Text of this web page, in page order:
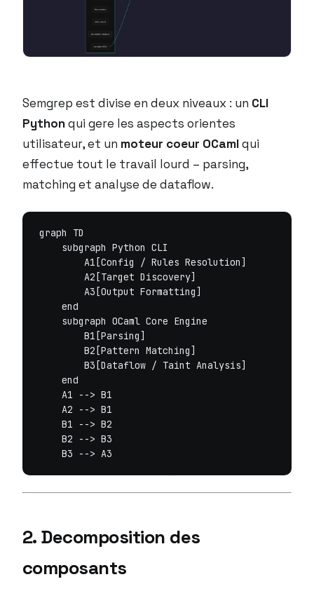
Semgrep est divise en deux niveaux : un CLI
Pythonqui gere les aspects orientes
utilisateur, et un moteur coeur OCamlqui
effectue tout le travail lourd – parsing,
matching et analyse de dataflow.
graph TD
    subgraph Python CLI
        A1[Config / Rules Resolution]
        A2[Target Discovery]
        A3[Output Formatting]
    end
    subgraph OCaml Core Engine
        B1[Parsing]
        B2[Pattern Matching]
        B3[Dataflow / Taint Analysis]
    end
    A1 --> B1
    A2 --> B1
    B1 --> B2
    B2 --> B3
2. Decomposition des
composants